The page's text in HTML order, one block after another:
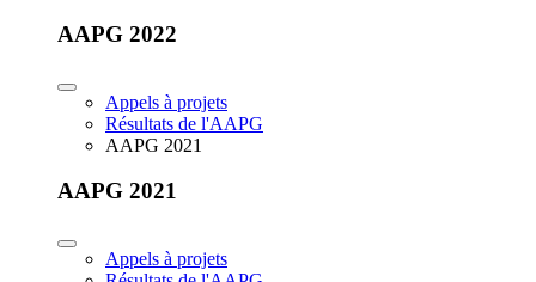
AAPG 2022
Appels à projets
Résultats de l'AAPG
AAPG 2021
AAPG 2021
Appels à projets